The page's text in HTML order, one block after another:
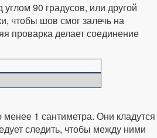
90 градусов, или другой
чтобы шов смог залечь на
проварка делает соединение
1 сантиметра. Они кладутся
следить, чтобы между ними